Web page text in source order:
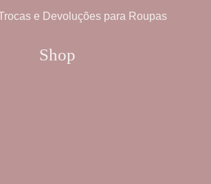
e Devoluções para Roupas
Shop